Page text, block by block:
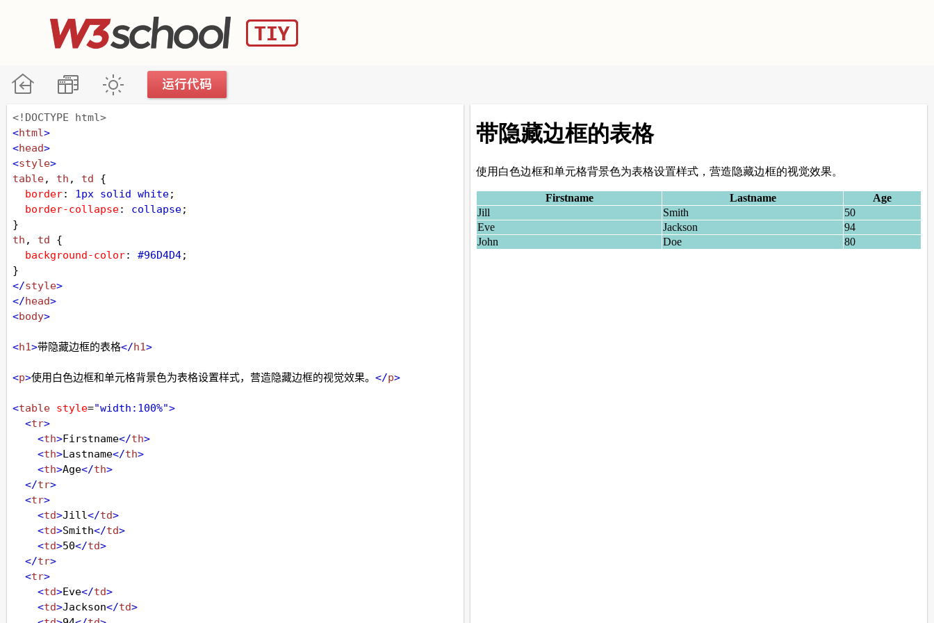
<!DOCTYPE html>
<html>
<head>
<style>
table, th , td {
border: 1px solid white;
border-collapse: collapse;
}
th , td {
background-color: #96D4D4;
}
</style>
</head>
<body>
<h1>带隐藏边框的表格</h1>
<p>使用白色边框和单元格背景色为表格设置样式，营造隐藏边框的视觉效果。 </p>
<table style="width:100%">
<tr>
<th>Firstname</th>
<th>Lastname</th>
<th>Age</th>
</tr>
<tr>
<td>Jill</td>
<td>Smith</td>
<td>50</td>
</tr>
<tr>
<td>Eve</td>
<td>Jackson</td>